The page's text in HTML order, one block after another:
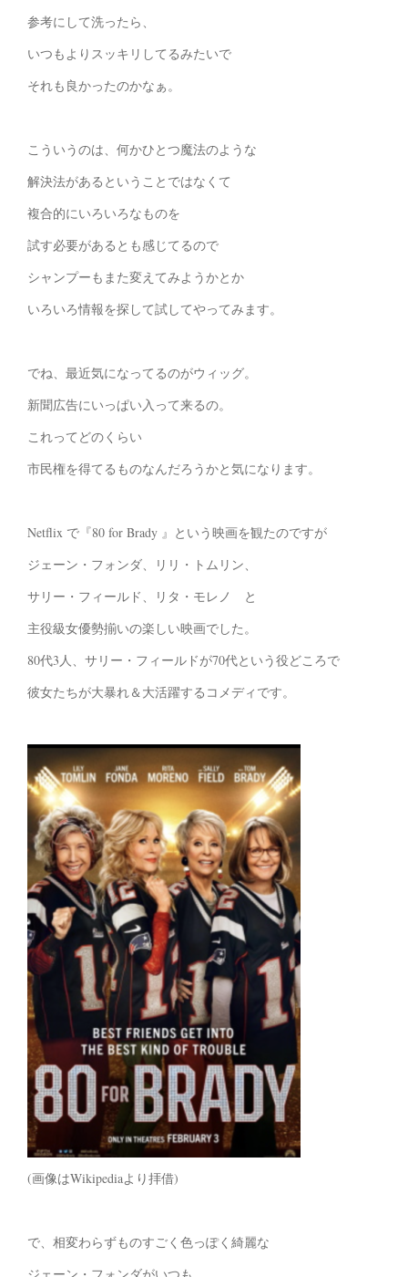
参考にして洗ったら、
いつもよりスッキリしてるみたいで
それも良かったのかなぁ。
こういうのは、何かひとつ魔法のような
解決法があるということではなくて
複合的にいろいろなものを
試す必要があるとも感じてるので
シャンプーもまた変えてみようかとか
いろいろ情報を探して試してやってみます。
でね、最近気になってるのがウィッグ。
新聞広告にいっぱい入って来るの。
これってどのくらい
市民権を得てるものなんだろうかと気になります。
Netflix で『80 for Brady 』という映画を観たのですが
ジェーン・フォンダ、リリ・トムリン、
サリー・フィールド、リタ・モレノ と
主役級女優勢揃いの楽しい映画でした。
80代3人、サリー・フィールドが70代という役どころで
彼女たちが大暴れ＆大活躍するコメディです。
(画像はWikipediaより拝借)
で、相変わらずものすごく色っぽく綺麗な